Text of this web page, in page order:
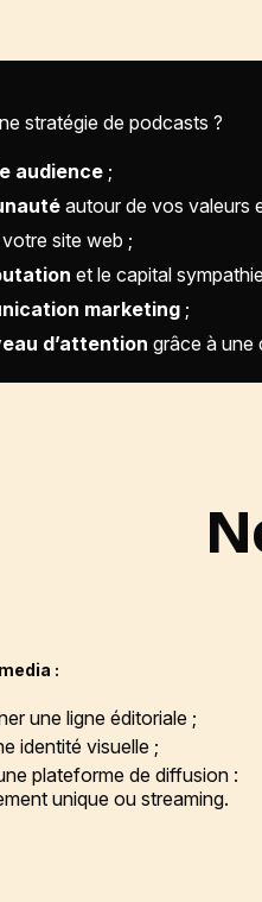
stratégie de podcasts ?
audience ;
autour de vos valeurs
site web ;
et le capital
marketing ;
d’attention grâce à une
:
une ligne éditoriale ;
identité visuelle ;
plateforme de diffusion :
unique ou streaming.